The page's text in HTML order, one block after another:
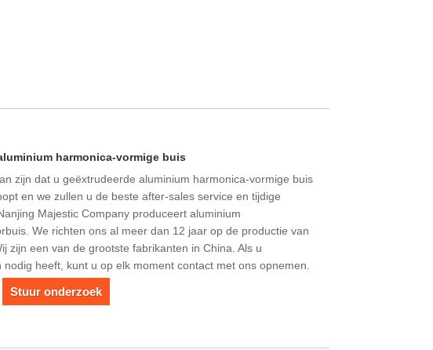
harmonica-vormige buis
zijn dat u geëxtrudeerde aluminium harmonica-vormige buis
en we zullen u de beste after-sales service en tijdige
Majestic Company produceert aluminium
We richten ons al meer dan 12 jaar op de productie van
zijn een van de grootste fabrikanten in China. Als u
nodig heeft, kunt u op elk moment contact met ons opnemen.
Stuur onderzoek